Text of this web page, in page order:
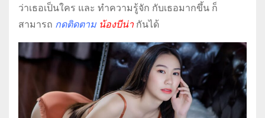
ว่าเธอเป็นใคร และ ทำความรู้จัก กับเธอมากขึ้น ก็
สามารถ กดติดตาม น้องบีน่า กันได้